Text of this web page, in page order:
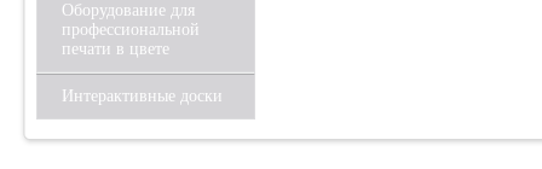
Оборудование для
профессиональной
печати в цвете
Интерактивные доски